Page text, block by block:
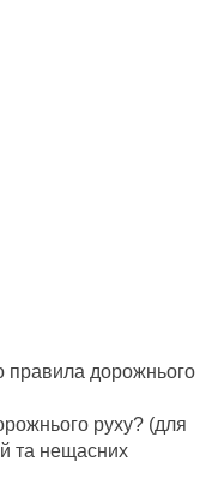
правила дорожнього
руху? (для
та нещасних